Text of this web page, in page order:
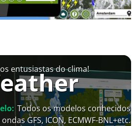
entusiastas do clima!
Todos os modelos conhecidos
GFS, ICON, ECMWF-BNL+etc.